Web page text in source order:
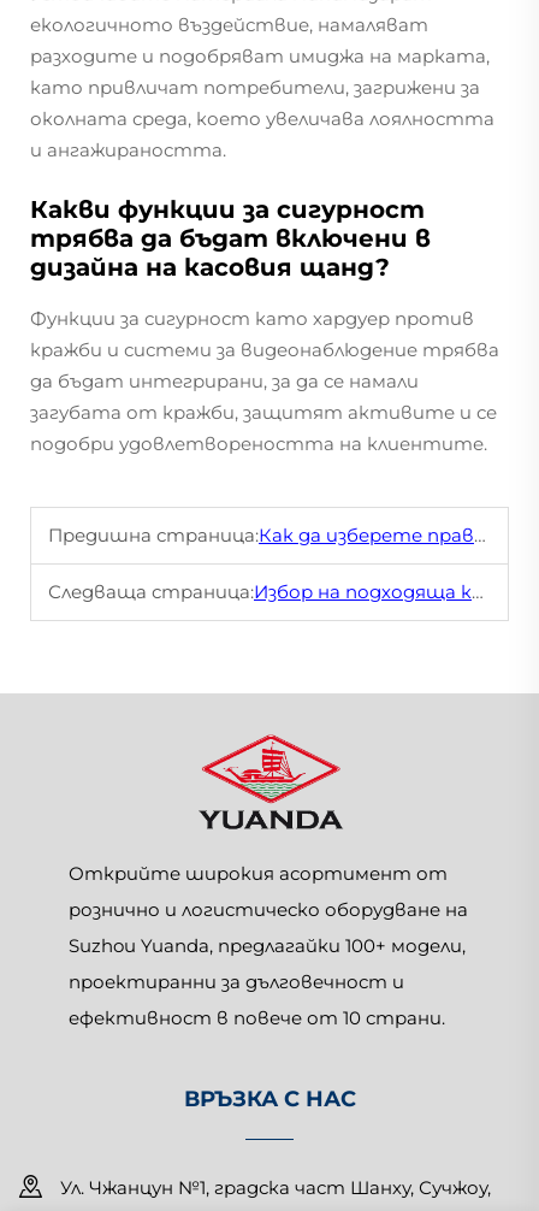
екологичното въздействие, намаляват
разходите и подобряват имиджа на марката,
като привличат потребители, загрижени за
околната среда, което увеличава лоялността
и ангажираността.
Какви функции за сигурност
трябва да бъдат включени в
дизайна на касовия щанд?
Функции за сигурност като хардуер против
кражби и системи за видеонаблюдение трябва
да бъдат интегрирани, за да се намали
загубата от кражби, защитят активите и се
подобри удовлетвореността на клиентите.
Предишна страница:Как да изберете правилната система за стелажи в склад
Следваща страница:Избор на подходяща касова маса за Вашия тип магазин
Открийте широкия асортимент от
рознично и логистическо оборудване на
Suzhou Yuanda, предлагайки 100+ модели,
проектиранни за дълговечност и
ефективност в повече от 10 страни.
ВРЪЗКА С НАС
Ул. Чжанцун №1, градска част Шанху, Сучжоу,